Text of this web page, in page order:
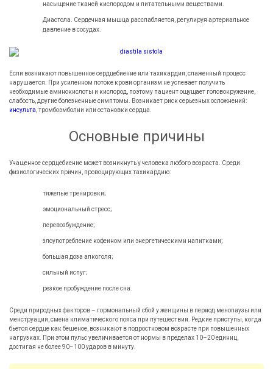
насыщение тканей кислородом и питательными веществами.
Диастола. Сердечная мышца расслабляется, регулируя артериальное
давление в сосудах.
Если возникают повышенное сердцебиение или тахикардия, слаженный процесс
нарушается. При усиленном потоке крови организм не успевает получить
необходимые аминокислоты и кислород, поэтому пациент ощущает головокружение,
слабость, другие болезненные симптомы. Возникает риск серьезных осложнений:
инсульта , тромбоэмболии или остановки сердца.
Основные причины
Учащенное сердцебиение может возникнуть у человека любого возраста. Среди
физиологических причин, провоцирующих тахикардию:
тяжелые тренировки;
эмоциональный стресс;
перевозбуждение;
злоупотребление кофеином или энергетическими напитками;
большая доза алкоголя;
сильный испуг;
резкое пробуждение после сна.
Среди природных факторов – гормональный сбой у женщины в период менопаузы или
менструации, смена климатического пояса при путешествии. Редкие приступы, когда
бьется сердце как бешеное, возникают в подростковом возрасте при повышенных
нагрузках. При этом пульс увеличивается от нормы в пределах 10–20 единиц,
достигая не более 90–100 ударов в минуту.